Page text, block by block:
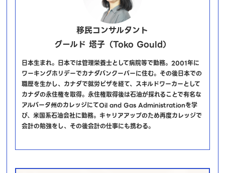
移民コンサルタント
グールド 塔子（Toko Gould）
日本生まれ。日本では管理栄養士として病院等で勤務。2001年に
ワーキングホリデーでカナダバンクーバーに住む。その後日本での
職歴を生かし、カナダで就労ビザを経て、スキルドワーカーとして
カナダの永住権を取得。永住権取得後は石油が採れることで有名な
アルバータ州のカレッジにてOil and Gas Administrationを学
び、米国系石油会社に勤務。キャリアアップのため再度カレッジで
会計の勉強をし、その後会計の仕事にも携わる。